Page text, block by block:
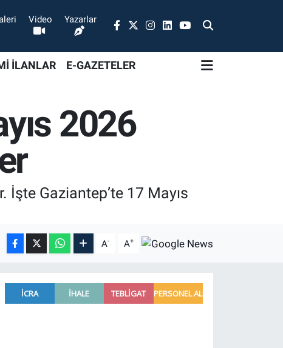
Video Yazarlar
İLANLAR E-GAZETELER
2026
İşte Gaziantep’te 17 Mayıs
A- A+